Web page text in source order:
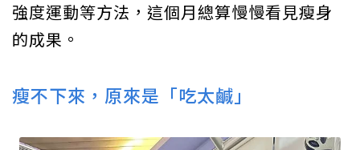
強度運動等方法，這個月總算慢慢看見瘦身
的成果。
瘦不下來，原來是「吃太鹹」